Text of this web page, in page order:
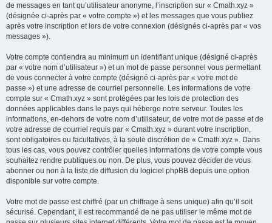
de messages en tant qu’utilisateur anonyme, l’inscription sur « Cmath.xyz »
(désignée ci-après par « votre compte ») et les messages que vous publiez
après votre inscription et lors de votre connexion (désignés ci-après par « vos
messages »).
Votre compte contiendra au minimum un identifiant unique (désigné ci-après
par « votre nom d’utilisateur ») et un mot de passe personnel vous permettant
de vous connecter à votre compte (désigné ci-après par « votre mot de
passe ») et une adresse de courriel personnelle. Les informations de votre
compte sur « Cmath.xyz » sont protégées par les lois de protection des
données applicables dans le pays qui héberge notre serveur. Toutes les
informations, en-dehors de votre nom d’utilisateur, de votre mot de passe et de
votre adresse de courriel requis par « Cmath.xyz » durant votre inscription,
sont obligatoires ou facultatives, à la seule discrétion de « Cmath.xyz ». Dans
tous les cas, vous pouvez contrôler quelles informations de votre compte vous
souhaitez rendre publiques ou non. De plus, vous pouvez décider de vous
abonner ou non à la liste de diffusion du logiciel phpBB depuis une option
disponible sur votre compte.
Votre mot de passe est chiffré (par un chiffrage à sens unique) afin qu’il soit
sécurisé. Cependant, il est recommandé de ne pas utiliser le même mot de